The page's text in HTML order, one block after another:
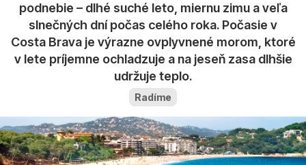
podnebie – dlhé suché leto, miernu zimu a veľa
slnečných dní počas celého roka. Počasie v
Costa Brava je výrazne ovplyvnené morom, ktoré
v lete príjemne ochladzuje a na jeseň zasa dlhšie
udržuje teplo.
Radíme